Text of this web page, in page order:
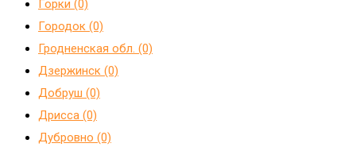
Горки (0)
Городок (0)
Гродненская обл. (0)
Дзержинск (0)
Добруш (0)
Дрисса (0)
Дубровно (0)